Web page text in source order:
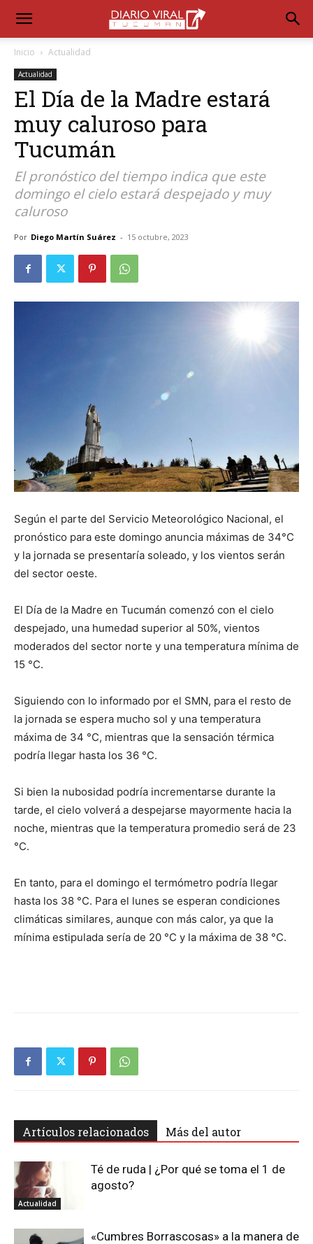
Inicio Actualidad
Actualidad
El Día de la Madre estará
muy caluroso para
Tucumán
El pronóstico del tiempo indica que este
domingo el cielo estará despejado y muy
caluroso
Por Diego Martín Suárez - 15 octubre, 2023
Según el parte del Servicio Meteorológico Nacional, el
pronóstico para este domingo anuncia máximas de 34°C
y la jornada se presentaría soleado, y los vientos serán
del sector oeste.
El Día de la Madre en Tucumán comenzó con el cielo
despejado, una humedad superior al 50%, vientos
moderados del sector norte y una temperatura mínima de
15 °C.
Siguiendo con lo informado por el SMN, para el resto de
la jornada se espera mucho sol y una temperatura
máxima de 34 °C, mientras que la sensación térmica
podría llegar hasta los 36 °C.
Si bien la nubosidad podría incrementarse durante la
tarde, el cielo volverá a despejarse mayormente hacia la
noche, mientras que la temperatura promedio será de 23
°C.
En tanto, para el domingo el termómetro podría llegar
hasta los 38 °C. Para el lunes se esperan condiciones
climáticas similares, aunque con más calor, ya que la
mínima estipulada sería de 20 °C y la máxima de 38 °C.
Artículos relacionados Más del autor
Actualidad
Té de ruda | ¿Por qué se toma el 1 de
agosto?
«Cumbres Borrascosas» a la manera de